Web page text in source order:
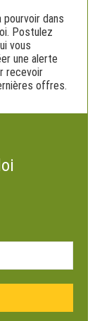
dans
Postulez
vous
une alerte
recevoir
offres.